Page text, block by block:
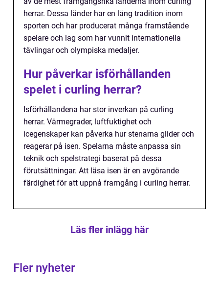
herrar. Dessa länder har en lång tradition inom
sporten och har producerat många framstående
spelare och lag som har vunnit internationella
tävlingar och olympiska medaljer.
Hur påverkar isförhållanden
spelet i curling herrar?
Isförhållandena har stor inverkan på curling
herrar. Värmegrader, luftfuktighet och
icegenskaper kan påverka hur stenarna glider och
reagerar på isen. Spelarna måste anpassa sin
teknik och spelstrategi baserat på dessa
förutsättningar. Att läsa isen är en avgörande
färdighet för att uppnå framgång i curling herrar.
Läs fler inlägg här
Fler nyheter